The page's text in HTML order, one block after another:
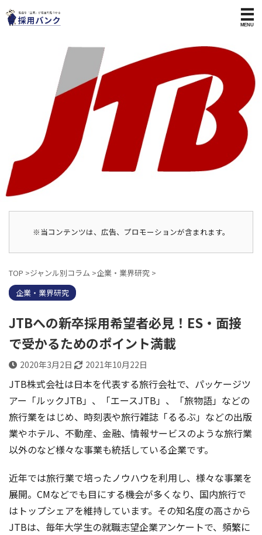
※当コンテンツは、広告、プロモーションが含まれます。
TOP >ジャンル別コラム >企業・業界研究 >
企業・業界研究
JTBへの新卒採用希望者必見！ES・面接
で受かるためのポイント満載
2020年3月2日 2021年10月22日
JTB株式会社は日本を代表する旅行会社で、パッケージツ
アー「ルックJTB」、「エースJTB」、「旅物語」などの
旅行業をはじめ、時刻表や旅行雑誌「るるぶ」などの出版
業やホテル、不動産、金融、情報サービスのような旅行業
以外のなど様々な事業も統括している企業です。
近年では旅行業で培ったノウハウを利用し、様々な事業を
展開。CMなどでも目にする機会が多くなり、国内旅行で
はトップシェアを維持しています。その知名度の高さから
JTBは、毎年大学生の就職志望企業アンケートで、 頻繁に